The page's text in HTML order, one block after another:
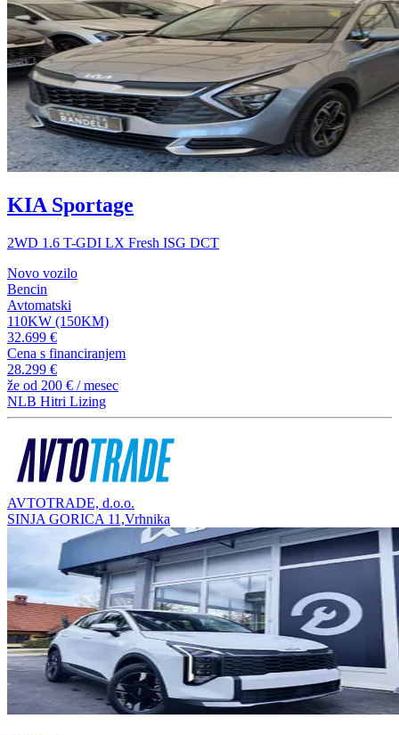
KIA Sportage
2WD 1.6 T-GDI LX Fresh ISG DCT
Novo vozilo
Bencin
Avtomatski
110KW (150KM)
32.699 €
Cena s financiranjem
28.299 €
že od 200 € / mesec
NLB Hitri Lizing
AVTOTRADE, d.o.o.
SINJA GORICA 11,Vrhnika